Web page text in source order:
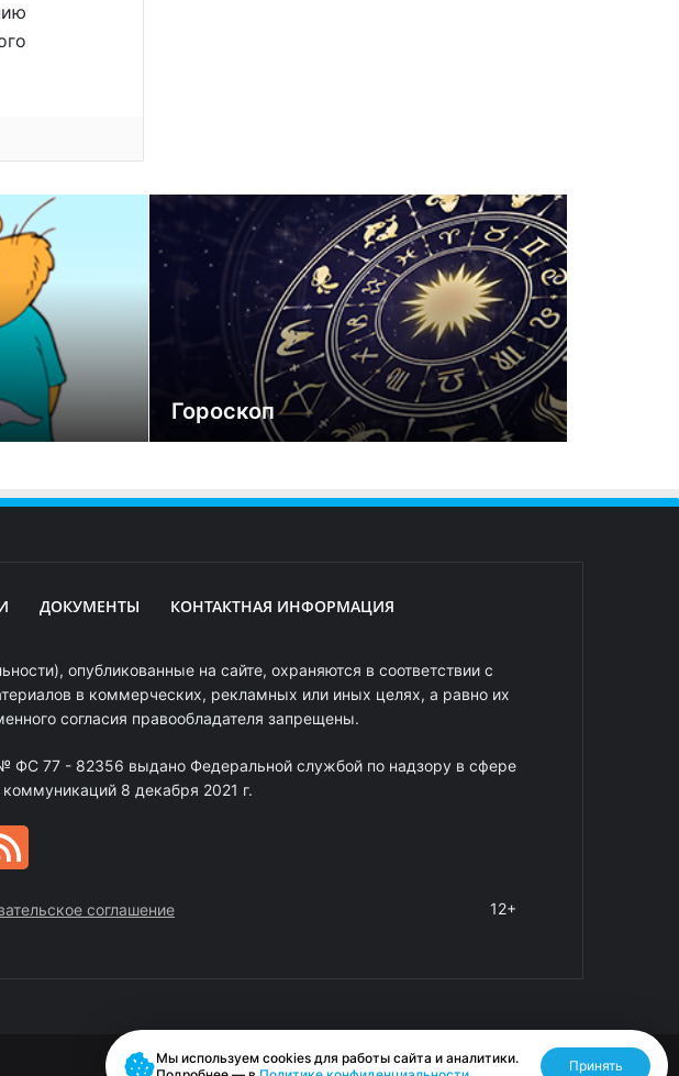
Гороскоп
ДОКУМЕНТЫ КОНТАКТНАЯ ИНФОРМАЦИЯ
опубликованные на сайте, охраняются в соответствии с
в коммерческих, рекламных или иных целях, а равно их
согласия правообладателя запрещены.
ФС 77 - 82356 выдано Федеральной службой по надзору в сфере
8 декабря 2021 г.
соглашение 12+
Мы используем cookies для работы сайта и аналитики.
Принять